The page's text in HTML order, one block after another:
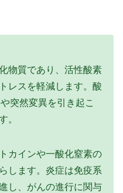
物質であり、活性酸素
レスを軽減します。酸
突然変異を引き起こ
。
カインや一酸化窒素の
します。炎症は免疫系
し、がんの進行に関与